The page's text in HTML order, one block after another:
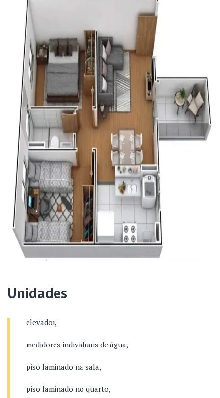
Unidades
elevador,
medidores individuais de água,
piso laminado na sala,
piso laminado no quarto,